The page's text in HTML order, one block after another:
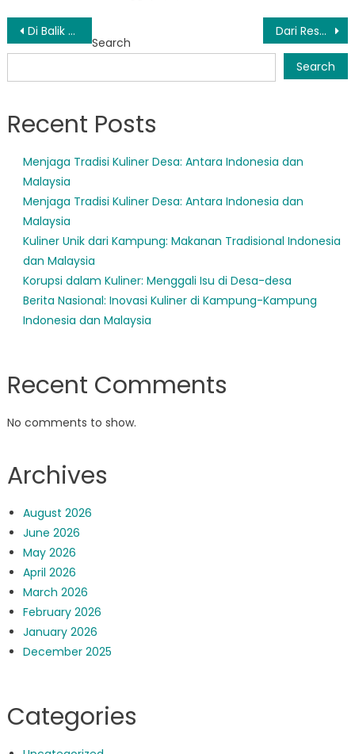
Post
navigation
Di Balik Layar: Pahlawan Kontak BPBD Pandeglang Dari Respons ke Pencegahan: Pendekatan Komprehensif BPBD Kabupaten Pandeglang dalam Penanggulangan Bencana
Search
Search
Recent Posts
Menjaga Tradisi Kuliner Desa: Antara Indonesia dan
Malaysia
Menjaga Tradisi Kuliner Desa: Antara Indonesia dan
Malaysia
Kuliner Unik dari Kampung: Makanan Tradisional Indonesia
dan Malaysia
Korupsi dalam Kuliner: Menggali Isu di Desa-desa
Berita Nasional: Inovasi Kuliner di Kampung-Kampung
Indonesia dan Malaysia
Recent Comments
No comments to show.
Archives
August 2026
June 2026
May 2026
April 2026
March 2026
February 2026
January 2026
December 2025
Categories